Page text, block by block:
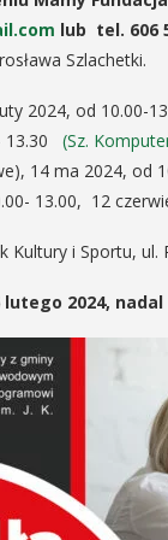
lub tel. 606
Szlachetki.
2024, od 10.00-
13.30 (Sz.
14 ma 2024, od
13.00, 12
i Sportu, ul.
2024,
MAJ
17:00
–
–
ojczyny”
maja o godz. 17 w
w
promocja XXVII
Regiony -